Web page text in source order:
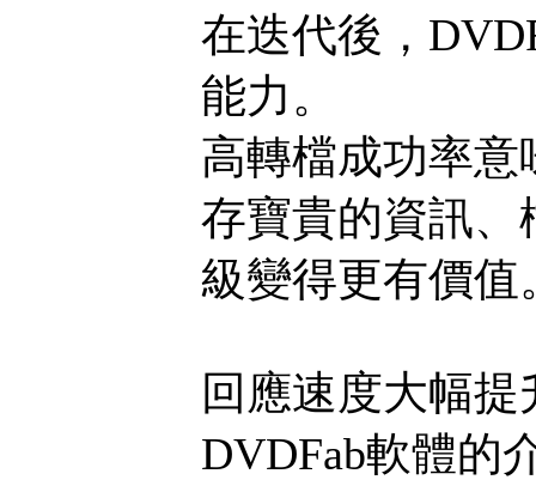
在迭代後，
能力。
高轉檔成功率
存寶貴的資訊、
級變得更有價值
回應速度大幅
DVDFab軟體的